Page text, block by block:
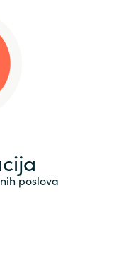
poslova